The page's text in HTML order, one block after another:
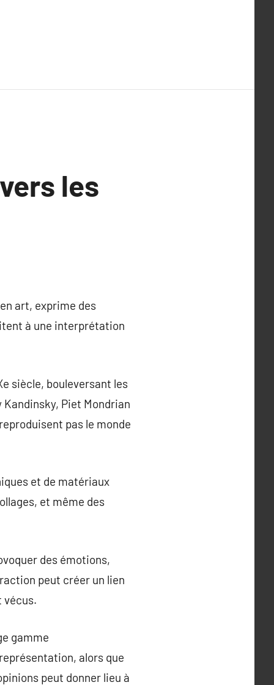
les
art, exprime des
à une interprétation
siècle, bouleversant les
Piet Mondrian
pas le monde
et de matériaux
et même des
des émotions,
peut créer un lien
vécus.
gamme
alors que
peut donner lieu à